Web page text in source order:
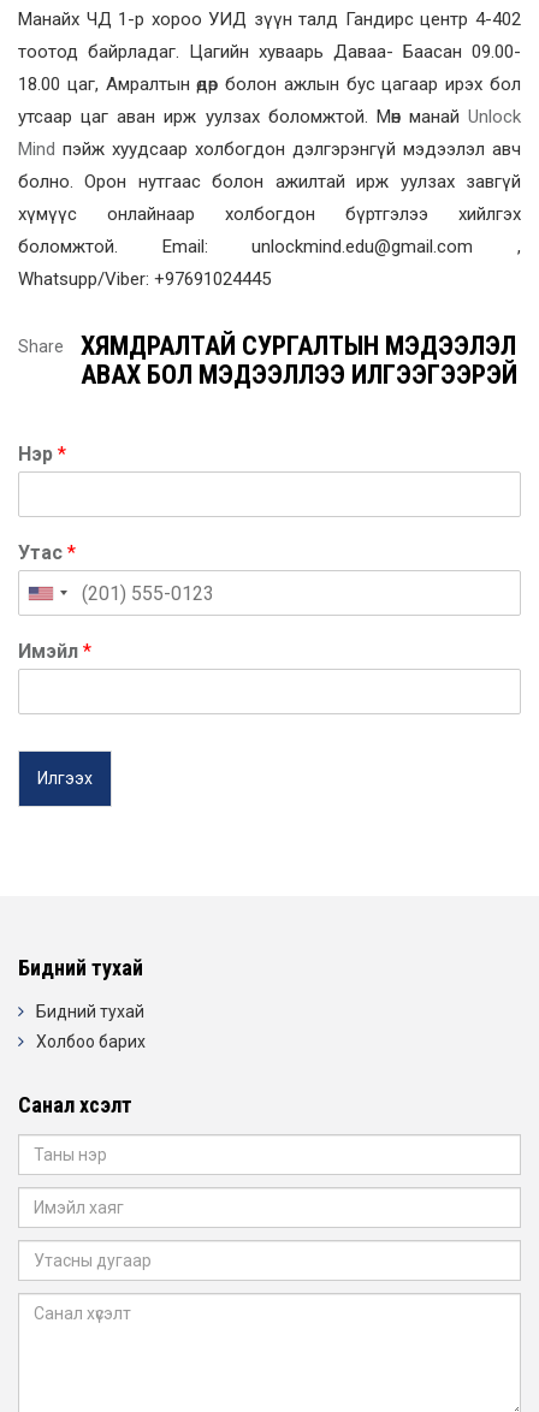
Манайх ЧД 1-р хороо УИД зүүн талд Гандирс центр 4-402
тоотод байрладаг. Цагийн хуваарь Даваа- Баасан 09.00-
18.00 цаг, Амралтын өдөр болон ажлын бус цагаар ирэх бол
утсаар цаг аван ирж уулзах боломжтой. Мөн манай Unlock
Mind пэйж хуудсаар холбогдон дэлгэрэнгүй мэдээлэл авч
болно. Орон нутгаас болон ажилтай ирж уулзах завгүй
хүмүүс онлайнаар холбогдон бүртгэлээ хийлгэх
боломжтой. Email: unlockmind.edu@gmail.com ,
Whatsupp/Viber: +97691024445
Share
ХЯМДРАЛТАЙ СУРГАЛТЫН МЭДЭЭЛЭЛ
АВАХ БОЛ МЭДЭЭЛЛЭЭ ИЛГЭЭГЭЭРЭЙ
Нэр *
Утас *
Имэйл *
Илгээх
Бидний тухай
Бидний тухай
Холбоо барих
Санал хүсэлт